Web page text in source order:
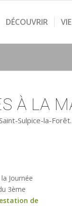
DÉCOUVRIR
À LA
Sulpice-la-Forêt.
Journée
3ème
de